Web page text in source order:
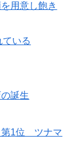
用意し飽き
ている
誕生
第1位 ツナマ